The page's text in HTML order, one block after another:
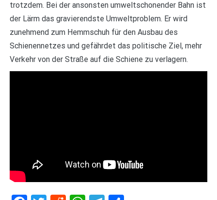
trotzdem. Bei der ansonsten umweltschonender Bahn ist
der Lärm das gravierendste Umweltproblem. Er wird
zunehmend zum Hemmschuh für den Ausbau des
Schienennetzes und gefährdet das politische Ziel, mehr
Verkehr von der Straße auf die Schiene zu verlagern.